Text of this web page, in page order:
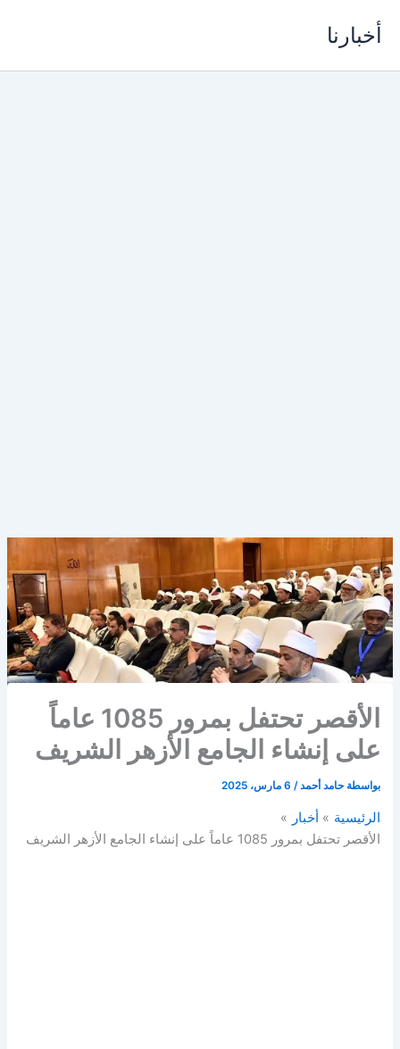
أخبارنا
الأقصر تحتفل بمرور 1085 عاماً
على إنشاء الجامع الأزهر الشريف
بواسطة حامد أحمد/ 6 مارس، 2025
الرئيسية
أخبار
الأقصر تحتفل بمرور 1085 عاماً على إنشاء الجامع الأزهر الشريف